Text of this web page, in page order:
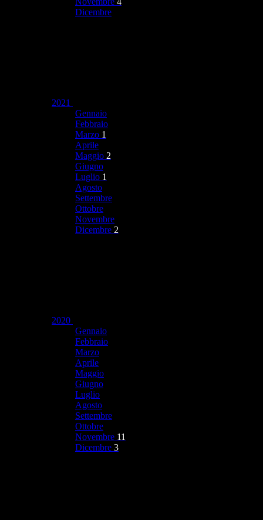
Dicembre
2021
Gennaio
Febbraio
Marzo 1
Aprile
Maggio 2
Giugno
Luglio 1
Agosto
Settembre
Ottobre
Novembre
Dicembre 2
2020
Gennaio
Febbraio
Marzo
Aprile
Maggio
Giugno
Luglio
Agosto
Settembre
Ottobre
Novembre 11
Dicembre 3